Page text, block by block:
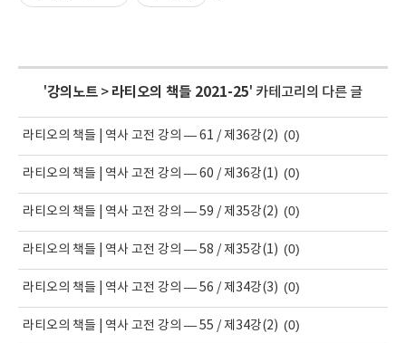
'강의노트 > 라티오의 책들 2021-25' 카테고리의 다른 글
라티오의 책들 | 역사 고전 강의 — 61 / 제36강(2) (0)
라티오의 책들 | 역사 고전 강의 — 60 / 제36강(1) (0)
라티오의 책들 | 역사 고전 강의 — 59 / 제35강(2) (0)
라티오의 책들 | 역사 고전 강의 — 58 / 제35강(1) (0)
라티오의 책들 | 역사 고전 강의 — 56 / 제34강(3) (0)
라티오의 책들 | 역사 고전 강의 — 55 / 제34강(2) (0)